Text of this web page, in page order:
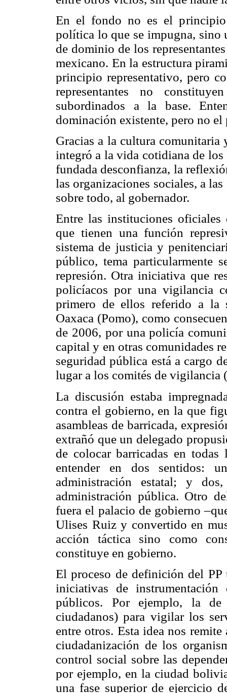
En el fondo no es el principio
política lo que se impugna, sino
de dominio de los
mexicano. En la estructura
principio representativo, pero
representantes no
subordinados a la base.
dominación existente, pero no
Gracias a la cultura comunitaria
integró a la vida cotidiana de
fundada desconfianza, la
las organizaciones sociales, a
sobre todo, al gobernador.
Entre las instituciones oficiales
que tienen una función
sistema de justicia y
público, tema particularmente
represión. Otra iniciativa que
policíacos por una vigilancia
primero de ellos referido a la
Oaxaca (Pomo), como
de 2006, por una policía
capital y en otras comunidades
seguridad pública está a cargo
lugar a los comités de vigilancia
La discusión estaba
contra el gobierno, en la que
asambleas de barricada,
extrañó que un delegado
de colocar barricadas en
entender en dos sentidos:
administración estatal; y
administración pública. Otro
fuera el palacio de gobierno
Ulises Ruiz y convertido en
acción táctica sino como
constituye en gobierno.
El proceso de definición del PP
iniciativas de
públicos. Por ejemplo, la
ciudadanos) para vigilar los
entre otros. Esta idea nos
ciudadanización de los
control social sobre las
por ejemplo, en la ciudad
una fase superior de ejercicio